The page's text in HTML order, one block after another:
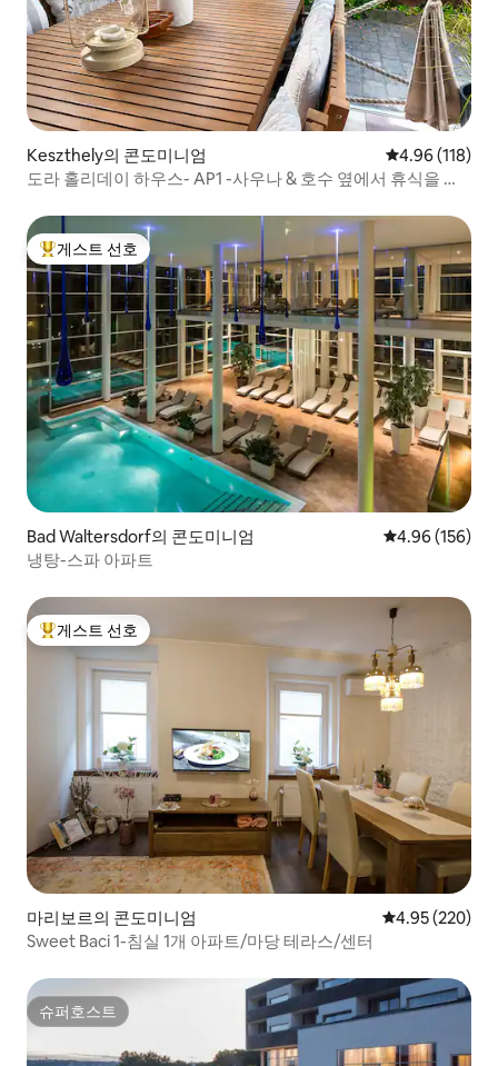
Keszthely의 콘도미니엄 평점 4.96점(5
4.96 (118)
도라 홀리데이 하우스- AP1 -사우나 & 호수 옆에서 휴식을 취
상위 게스트 선호
게스트 선호
Bad Waltersdorf의 콘도미니엄 평점 4.96점(5
4.96 (156)
냉탕-스파 아파트
상위 게스트 선호
게스트 선호
마리보르의 콘도미니엄 평점 4.95점(5
4.95 (220)
Sweet Baci 1-침실 1개 아파트/마당 테라스/센터
슈퍼호스트
슈퍼호스트